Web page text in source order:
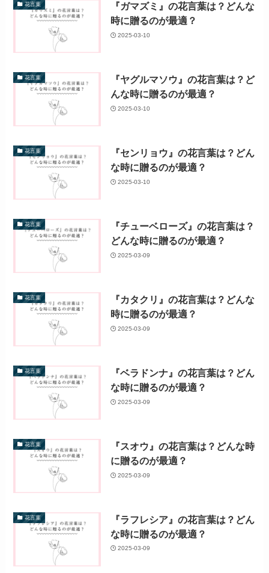
花言葉
『ガマズミ』の花言葉は？どんな
時に贈るのが最適？
2025-03-10
花言葉
『ヤグルマソウ』の花言葉は？ど
んな時に贈るのが最適？
2025-03-10
花言葉
『センリョウ』の花言葉は？どん
な時に贈るのが最適？
2025-03-10
花言葉
『チューベローズ』の花言葉は？
どんな時に贈るのが最適？
2025-03-09
花言葉
『カタクリ』の花言葉は？どんな
時に贈るのが最適？
2025-03-09
花言葉
『ベラドンナ』の花言葉は？どん
な時に贈るのが最適？
2025-03-09
花言葉
『スオウ』の花言葉は？どんな時
に贈るのが最適？
2025-03-09
花言葉
『ラフレシア』の花言葉は？どん
な時に贈るのが最適？
2025-03-09